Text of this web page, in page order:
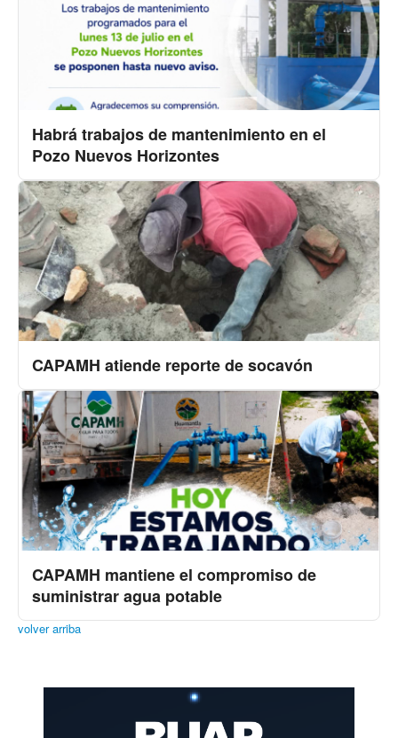
Habrá trabajos de mantenimiento en el
Pozo Nuevos Horizontes
CAPAMH atiende reporte de socavón
CAPAMH mantiene el compromiso de
suministrar agua potable
volver arriba